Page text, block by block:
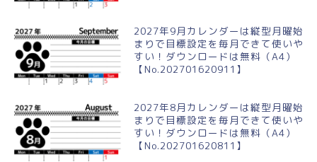
2027年9月カレンダーは縦型月曜始
まりで目標設定を毎月できて使いや
すい！ダウンロードは無料（A4）
【No.202701620911】
2027年8月カレンダーは縦型月曜始
まりで目標設定を毎月できて使いや
すい！ダウンロードは無料（A4）
【No.202701620811】